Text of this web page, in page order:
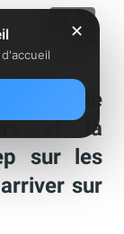
le
et la
sur les
sur
✕